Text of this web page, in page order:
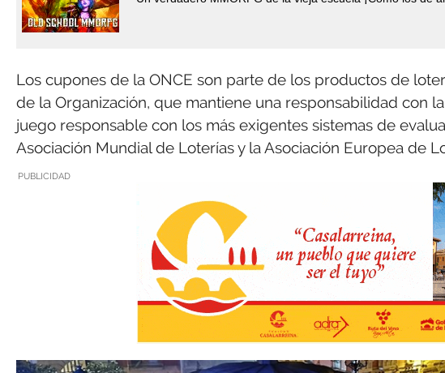
Los cupones de la ONCE son parte de los productos de
de la Organización, que mantiene una responsabilidad con
juego responsable con los más exigentes sistemas de
Asociación Mundial de Loterías y la Asociación Europea de
PUBLICIDAD